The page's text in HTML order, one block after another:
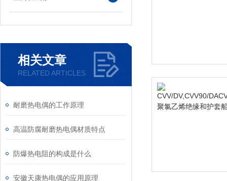
相关文章
RELATED ARTICLES
耐磨热电偶的工作原理
高温防腐耐磨热电偶材质特点
防爆热电阻的构成是什么
安徽天康热电偶的应用原理